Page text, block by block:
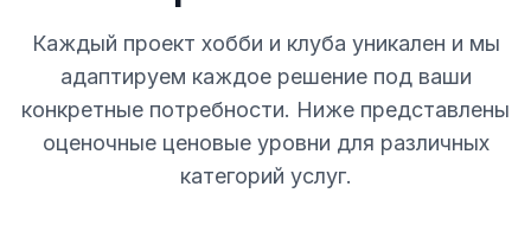
Каждый проект хобби и клуба уникален и мы
адаптируем каждое решение под ваши
конкретные потребности. Ниже представлены
оценочные ценовые уровни для различных
категорий услуг.